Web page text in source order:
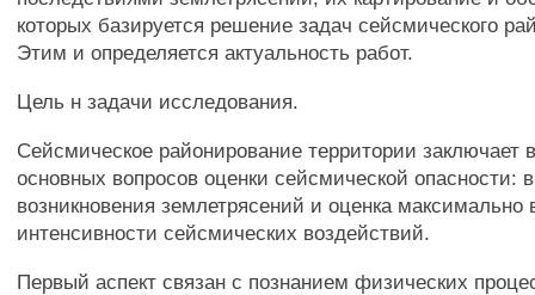
которых базируется решение задач сейсмического
Этим и определяется актуальность работ.
Цель н задачи исследования.
Сейсмическое районирование территории заключает
основных вопросов оценки сейсмической опасности:
возникновения землетрясений и оценка максимально
интенсивности сейсмических воздействий.
Первый аспект связан с познанием физических